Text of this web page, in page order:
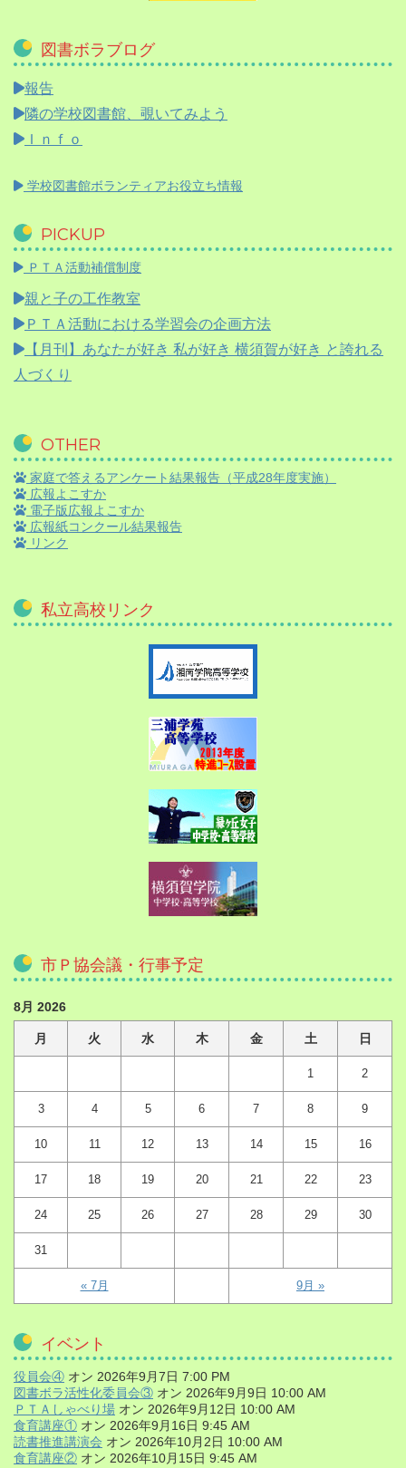
図書ボラブログ
報告
隣の学校図書館、覗いてみよう
Ｉｎｆｏ
学校図書館ボランティアお役立ち情報
PICKUP
ＰＴＡ活動補償制度
親と子の工作教室
ＰＴＡ活動における学習会の企画方法
【月刊】 あなたが好き 私が好き 横須賀が好き と誇れる
人づくり
OTHER
家庭で答えるアンケート結果報告（平成28年度実施）
広報よこすか
電子版広報よこすか
広報紙コンクール結果報告
リンク
私立高校リンク
市Ｐ協会議・行事予定
8月 2026
月 火 水 木 金 土 日
1 2
3 4 5 6 7 8 9
10 11 12 13 14 15 16
17 18 19 20 21 22 23
24 25 26 27 28 29 30
31
« 7月 9月 »
イベント
役員会④ オン 2026年9月7日 7:00 PM
図書ボラ活性化委員会③ オン 2026年9月9日 10:00 AM
ＰＴＡしゃべり場 オン 2026年9月12日 10:00 AM
食育講座① オン 2026年9月16日 9:45 AM
読書推進講演会 オン 2026年10月2日 10:00 AM
食育講座② オン 2026年10月15日 9:45 AM